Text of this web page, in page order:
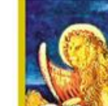
© Regione del Veneto